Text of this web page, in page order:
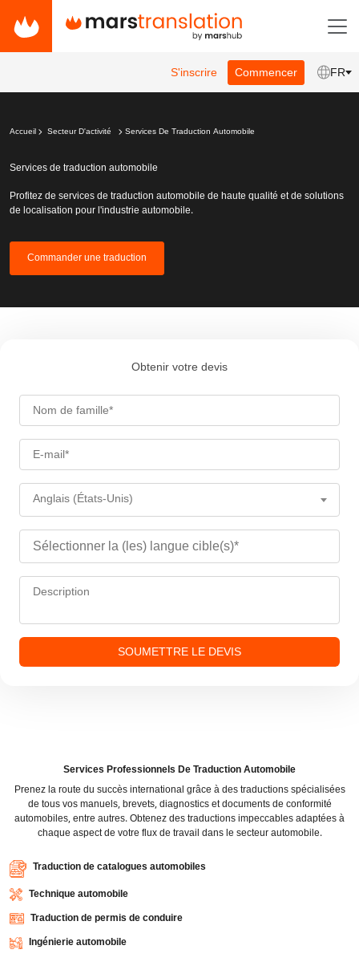
S'inscrire Commencer FR
Accueil Secteur D'activité Services De Traduction Automobile
Services de traduction automobile
Profitez de services de traduction automobile de haute qualité et de solutions
de localisation pour l'industrie automobile.
Commander une traduction
Obtenir votre devis
Anglais (États-Unis)
SOUMETTRE LE DEVIS
Services Professionnels De Traduction Automobile
Prenez la route du succès international grâce à des traductions spécialisées
de tous vos manuels, brevets, diagnostics et documents de conformité
automobiles, entre autres. Obtenez des traductions impeccables adaptées à
chaque aspect de votre flux de travail dans le secteur automobile.
Traduction de catalogues automobiles
Technique automobile
Traduction de permis de conduire
Ingénierie automobile